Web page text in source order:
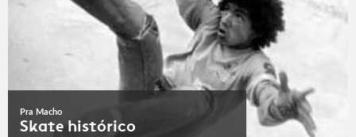
Pra Macho
Skate histórico